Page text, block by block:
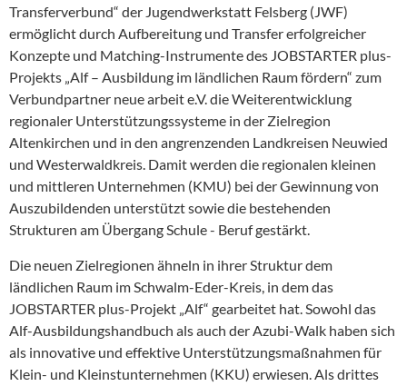
Transferverbund“ der Jugendwerkstatt Felsberg (JWF)
ermöglicht durch Aufbereitung und Transfer erfolgreicher
Konzepte und Matching-Instrumente des JOBSTARTER plus-
Projekts „Alf – Ausbildung im ländlichen Raum fördern“ zum
Verbundpartner neue arbeit e.V. die Weiterentwicklung
regionaler Unterstützungssysteme in der Zielregion
Altenkirchen und in den angrenzenden Landkreisen Neuwied
und Westerwaldkreis. Damit werden die regionalen kleinen
und mittleren Unternehmen (KMU) bei der Gewinnung von
Auszubildenden unterstützt sowie die bestehenden
Strukturen am Übergang Schule - Beruf gestärkt.
Die neuen Zielregionen ähneln in ihrer Struktur dem
ländlichen Raum im Schwalm-Eder-Kreis, in dem das
JOBSTARTER plus-Projekt „Alf“ gearbeitet hat. Sowohl das
Alf-Ausbildungshandbuch als auch der Azubi-Walk haben sich
als innovative und effektive Unterstützungsmaßnahmen für
Klein- und Kleinstunternehmen (KKU) erwiesen. Als drittes